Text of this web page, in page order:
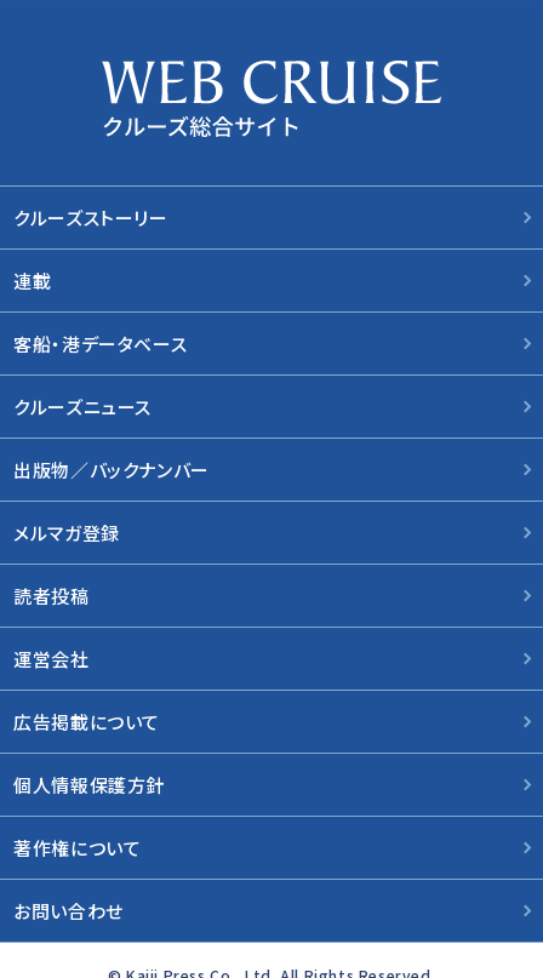
クルーズストーリー
連載
客船・港データベース
クルーズニュース
出版物／バックナンバー
メルマガ登録
読者投稿
運営会社
広告掲載について
個人情報保護方針
著作権について
お問い合わせ